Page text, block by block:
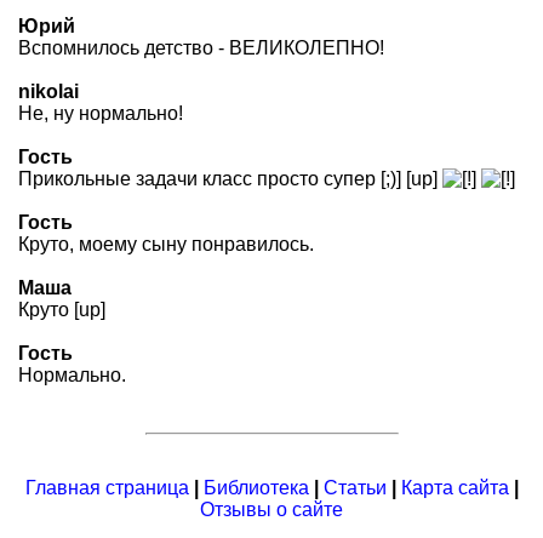
Юрий
Вспомнилось детство - ВЕЛИКОЛЕПНО!
nikolai
Не, ну нормально!
Гость
Прикольные задачи класс просто супер [;)] [up]
Гость
Круто, моему сыну понравилось.
Маша
Круто [up]
Гость
Нормально.
Главная страница Библиотека Статьи Карта сайта
Отзывы о сайте